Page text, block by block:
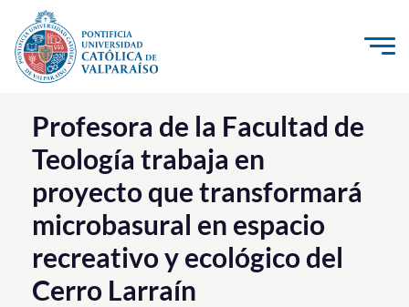
Click acá para ir directamente al contenido
La Universidad
Investigación, Creación e Innovación
PUCV Internacional
Vinculación con el Medio
Admisión
Profesora de la Facultad de
Teología trabaja en
proyecto que transformará
microbasural en espacio
recreativo y ecológico del
Cerro Larraín